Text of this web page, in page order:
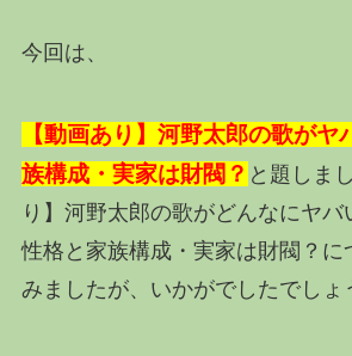
今回は、
【動画あり】河野太郎の歌がヤ
族構成・実家は財閥？ と題しま
り】河野太郎の歌がどんなにヤバ
性格と家族構成・実家は財閥？に
みましたが、いかがでしたでしょ